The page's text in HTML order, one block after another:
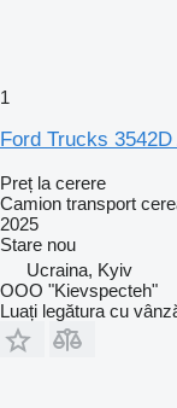
1
Ford Trucks 3542D
Preț la cerere
Camion transport
2025
Stare nou
Ucraina, Kyiv
OOO "Kievspecteh"
Luați legătura cu